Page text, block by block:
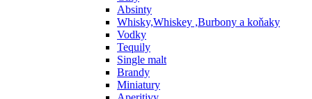
Absinty
Whisky,Whiskey ,Burbony a koňaky
Vodky
Tequily
Single malt
Brandy
Miniatury